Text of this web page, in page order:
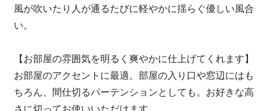
風が吹いたり人が通るたびに軽やかに揺らぐ優しい風合
い。
【お部屋の雰囲気を明るく爽やかに仕上げてくれます】
お部屋のアクセントに最適。部屋の入り口や窓辺にはも
ちろん、間仕切るパーテンションとしても。お好きな高
さに切ってお使いいただけます。